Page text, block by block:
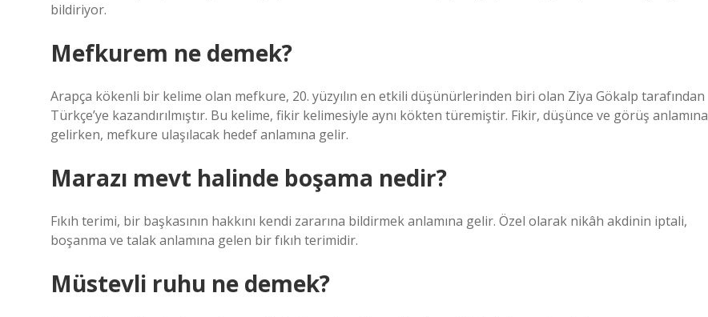
bildiriyor.
Mefkurem ne demek?
Arapça kökenli bir kelime olan mefkure, 20. yüzyılın en etkili düşünürlerinden biri olan Ziya Gökalp tarafından
Türkçe’ye kazandırılmıştır. Bu kelime, fikir kelimesiyle aynı kökten türemiştir. Fikir, düşünce ve görüş anlamına
gelirken, mefkure ulaşılacak hedef anlamına gelir.
Marazı mevt halinde boşama nedir?
Fıkıh terimi, bir başkasının hakkını kendi zararına bildirmek anlamına gelir. Özel olarak nikâh akdinin iptali,
boşanma ve talak anlamına gelen bir fıkıh terimidir.
Müstevli ruhu ne demek?